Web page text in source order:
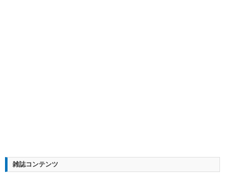
雑誌コンテンツ